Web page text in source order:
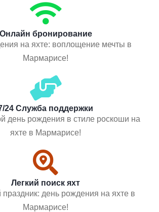
Онлайн бронирование
на яхте: воплощение мечты в
Мармарисе!
24 Служба поддержки
день рождения в стиле роскоши на
яхте в Мармарисе!
Легкий поиск яхт
день рождения на яхте в
Мармарисе!